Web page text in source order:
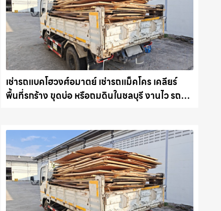
เช่ารถแบคโฮวงศ์อมาตย์ เช่ารถแม็คโคร เคลียร์
พื้นที่รกร้าง ขุดบ่อ หรือถมดินในชลบุรี งานไว รถ